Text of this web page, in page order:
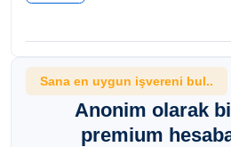
Sana en uygun işvereni bul..
Anonim olarak
premium